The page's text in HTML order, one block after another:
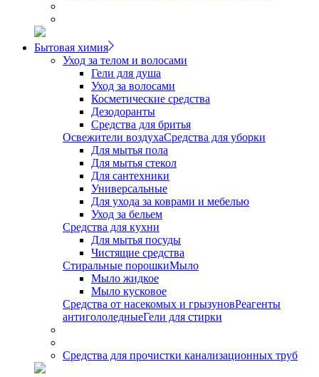
Бытовая химия
Уход за телом и волосами
Гели для душа
Уход за волосами
Косметические средства
Дезодоранты
Средства для бритья
Освежители воздухаСредства для уборки
Для мытья пола
Для мытья стекол
Для сантехники
Универсальные
Для ухода за коврами и мебелью
Уход за бельем
Средства для кухни
Для мытья посуды
Чистящие средства
Стиральные порошкиМыло
Мыло жидкое
Мыло кусковое
Средства от насекомых и грызуновРеагенты
антигололедныеГели для стирки
Средства для прочистки канализационных труб